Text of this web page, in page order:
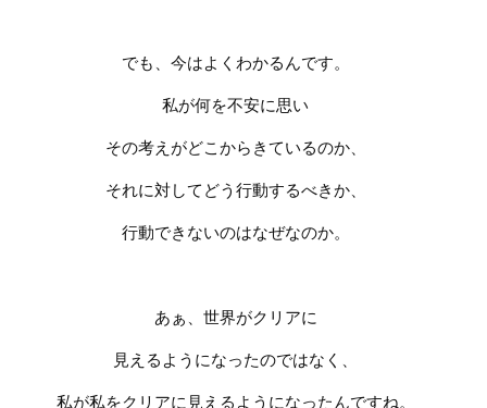
でも、今はよくわかるんです。
私が何を不安に思い
その考えがどこからきているのか、
それに対してどう行動するべきか、
行動できないのはなぜなのか。
あぁ、世界がクリアに
見えるようになったのではなく、
私が私をクリアに見えるようになったんですね。